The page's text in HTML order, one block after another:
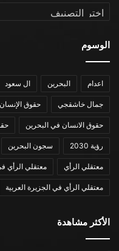
التصنيفات
الوسوم
اعدام البحرين ال سعود
جمال خاشقجي حقوق الإنسان
حقوق الانسان في البحرين
رؤية 2030 سجون البحرين
معتقلي الرأي معتقلي الرأي
معتقلي الرأي في الجزيرة العربية
الأكثر مشاهدة